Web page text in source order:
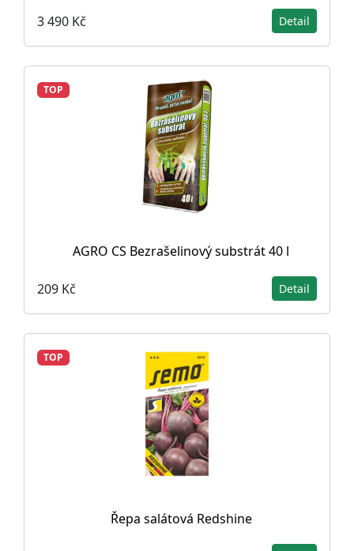
3 490 Kč Detail
TOP
AGRO CS Bezrašelinový substrát 40 l
209 Kč Detail
TOP
Řepa salátová Redshine